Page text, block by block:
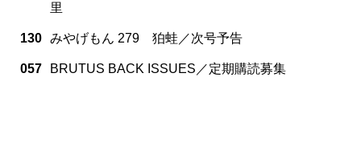
里
130 みやげもん 279 狛蛙／次号予告
057 BRUTUS BACK ISSUES／定期購読募集